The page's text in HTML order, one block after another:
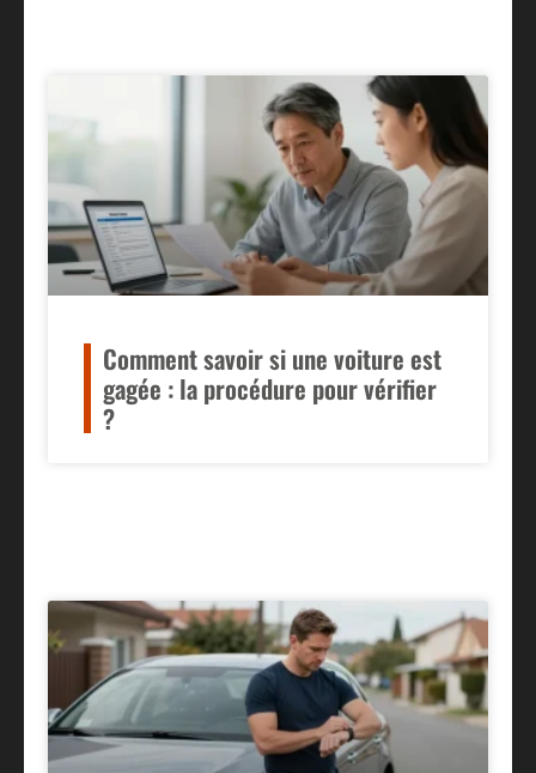
Comment savoir si une voiture est
gagée : la procédure pour vérifier
?